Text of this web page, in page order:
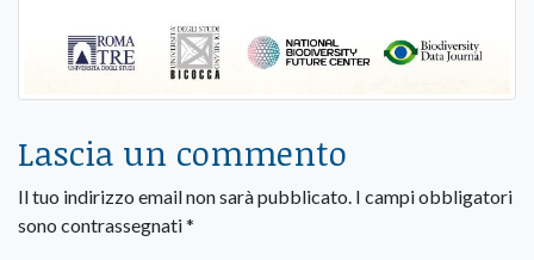
Lascia un commento
Il tuo indirizzo email non sarà pubblicato. I campi obbligatori
sono contrassegnati*